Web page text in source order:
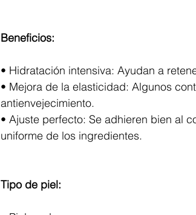
Beneficios:
• Hidratación intensiva: Ayudan a
• Mejora de la elasticidad: Algunos
antienvejecimiento.
• Ajuste perfecto: Se adhieren bien al
uniforme de los ingredientes.
Tipo de piel: